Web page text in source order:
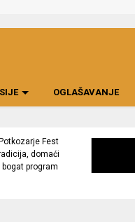
OGLAŠAVANJE
Fest
domaći
program